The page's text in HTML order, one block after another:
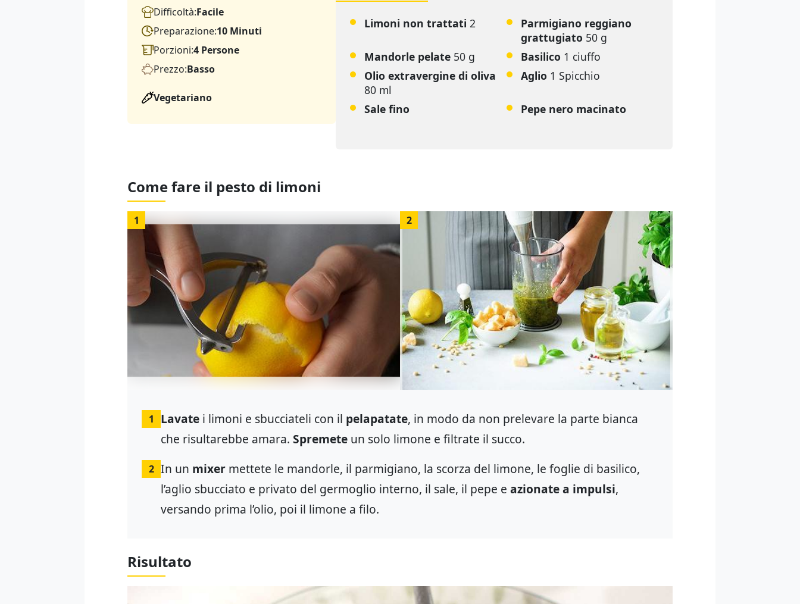
Difficoltà:Facile
Preparazione:10 Minuti
Porzioni:4 Persone
Prezzo:Basso
Vegetariano
Limoni non trattati 2
Parmigiano reggiano
grattugiato 50 g
Mandorle pelate 50 g Basilico 1 ciuffo
Olio extravergine di oliva
80 ml
Aglio 1 Spicchio
Sale fino Pepe nero macinato
Come fare il pesto di limoni
1 2
1 Lavate i limoni e sbucciateli con il pelapatate, in modo da non prelevare la parte bianca
che risultarebbe amara. Spremete un solo limone e filtrate il succo.
2 In un mixer mettete le mandorle, il parmigiano, la scorza del limone, le foglie di basilico,
l’aglio sbucciato e privato del germoglio interno, il sale, il pepe e azionate a impulsi,
versando prima l’olio, poi il limone a filo.
Risultato